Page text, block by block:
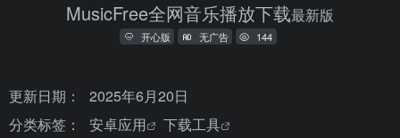
MusicFree全网音乐播放下载最新版
开心版 无广告 144
更新日期：
2025年6月20日
分类标签：
安卓应用
下载工具